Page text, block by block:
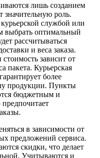
лишь созданием
значительную роль.
службой или
выбрать оптимальный
рассчитываться
и веса заказа.
зависит от
пакета. Курьерская
более
продукции. Пункты
бюджетным и
в зависимости от
предложений сервиса.
скидки, что делает
Учитываются и